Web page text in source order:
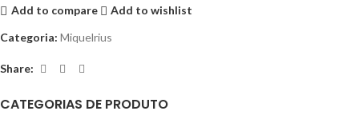
Add to compare
Add to wishlist
Categoria: Miquelrius
Share:
CATEGORIAS DE PRODUTO